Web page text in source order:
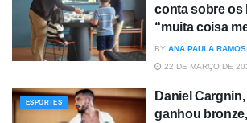
conta sobre os
“muita coisa
BY ANA PAULA RAMOS
22 DE MARÇO DE
ESPORTES
Daniel
ganhou